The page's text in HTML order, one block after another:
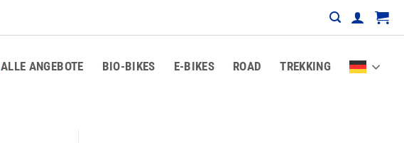
ALLE ANGEBOTE BIO-BIKES E-BIKES ROAD TREKKING